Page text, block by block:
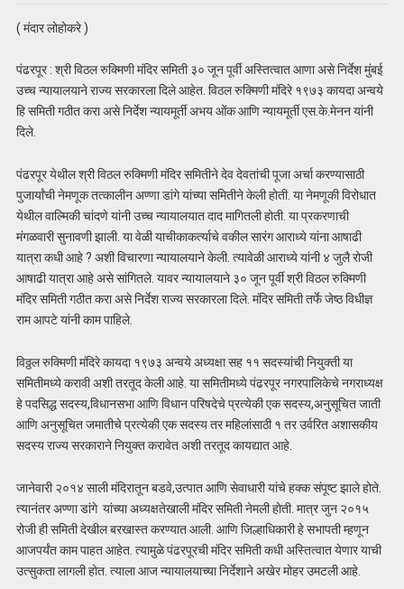
( मंदार लोहोकरे )
पंढरपूर : श्री विठल रुक्मिणी मंदिर समिती ३० जून पूर्वी अस्तित्वात आणा असे निर्देश मुंबई
उच्च न्यायालयाने राज्य सरकारला दिले आहेत. विठल रुक्मिणी मंदिरे १९७३ कायदा अन्वये
हि समिती गठीत करा असे निर्देश न्यायमूर्ती अभय ओंक आणि न्यायमूर्ती एस.के.मेनन यांनी
दिले.
पंढरपूर येथील श्री विठल रुक्मिणी मंदिर समितीने देव देवतांची पूजा अर्चा करण्यासाठी
पुजार्यांची नेमणूक तत्कालीन अण्णा डांगे यांच्या समितीने केली होती. या नेमणूकी विरोधात
येथील वाल्मिकी चांदणे यांनी उच्च न्यायालयात दाद मागितली होती. या प्रकरणाची
मंगळवारी सुनावणी झाली. या वेळी याचीकाकर्त्याचे वकील सारंग आराध्ये यांना आषाढी
यात्रा कधी आहे ? अशी विचारणा न्यायालयाने केली. त्यावेळी आराध्ये यांनी ४ जुलै रोजी
आषाढी यात्रा आहे असे सांगितले. यावर न्यायालयाने ३० जून पूर्वी श्री विठल रुक्मिणी
मंदिर समिती गठीत करा असे निर्देश राज्य सरकारला दिले. मंदिर समिती तर्फे जेष्ठ विधीज्ञ
राम आपटे यांनी काम पाहिले.
विठ्ठल रुक्मिणी मंदिरे कायदा १९७३ अन्वये अध्यक्षा सह ११ सदस्यांची नियुक्ती या
समितीमध्ये करावी अशी तरतूद केली आहे. या समितीमध्ये पंढरपूर नगरपालिकेचे नगराध्यक्ष
हे पदसिद्ध सदस्य,विधानसभा आणि विधान परिषदेचे प्रत्येकी एक सदस्य,अनुसूचित जाती
आणि अनुसूचित जमातीचे प्रत्येकी एक सदस्य तर महिलांसाठी १ तर उर्वरित अशासकीय
सदस्य राज्य सरकाराने नियुक्त करावेत अशी तरतूद कायद्यात आहे.
जानेवारी २०१४ साली मंदिरातून बडवे,उत्पात आणि सेवाधारी यांचे हक्क संपूष्ट झाले होते.
त्यानंतर अण्णा डांगे यांच्या अध्यक्षतेखाली मंदिर समिती नेमली होती. मात्र जुन २०१५
रोजी ही समिती देखील बरखास्त करण्यात आली. आणि जिल्हाधिकारी हे सभापती म्हणून
आजपर्यंत काम पाहत आहेत. त्यामुळे पंढरपूरची मंदिर समिती कधी अस्तित्वात येणार याची
उत्सुकता लागली होत. त्याला आज न्यायालयाच्या निर्देशाने अखेर मोहर उमटली आहे.